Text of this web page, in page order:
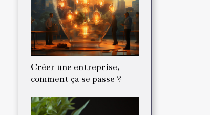
Créer une entreprise,
comment ça se passe ?